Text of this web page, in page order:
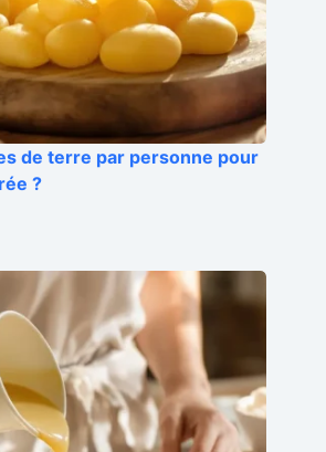
de terre par personne pour
?